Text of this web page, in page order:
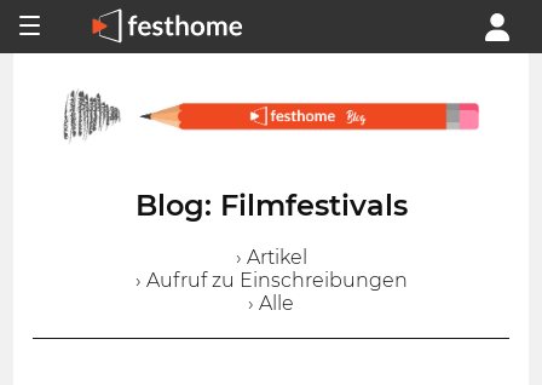
Blog: Filmfestivals
› Artikel
› Aufruf zu Einschreibungen
› Alle